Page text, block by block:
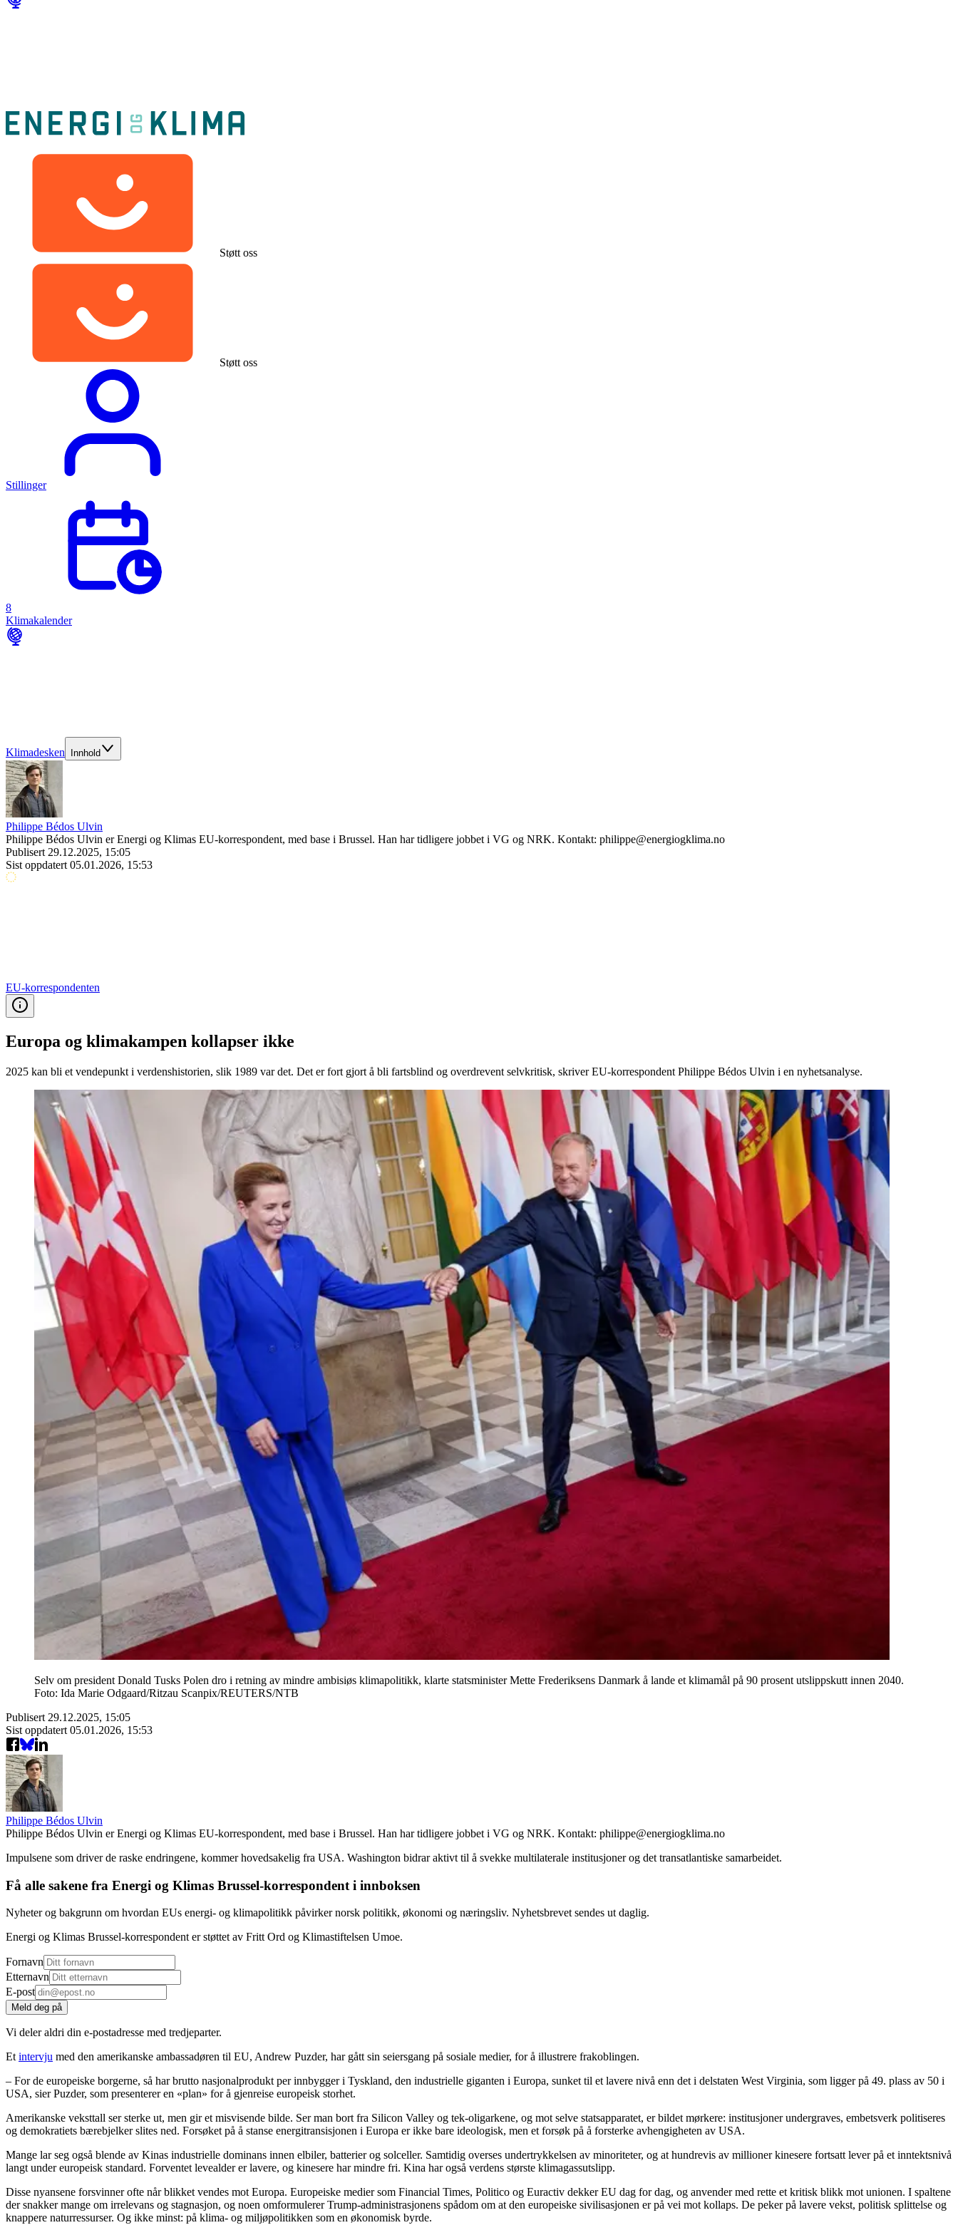
Støtt oss
Støtt oss
Stillinger
8
Klimakalender
Klimadesken Innhold
Philippe Bédos Ulvin
Philippe Bédos Ulvin er Energi og Klimas EU-korrespondent, med base i Brussel. Han har tidligere jobbet i VG og NRK. Kontakt: philippe@energiogklima.no
Publisert 29.12.2025, 15:05
Sist oppdatert 05.01.2026, 15:53
EU-korrespondenten
Europa og klimakampen kollapser ikke
2025 kan bli et vendepunkt i verdenshistorien, slik 1989 var det. Det er fort gjort å bli fartsblind og overdrevent selvkritisk, skriver EU-korrespondent Philippe Bédos Ulvin i en nyhetsanalyse.
Selv om president Donald Tusks Polen dro i retning av mindre ambisiøs klimapolitikk, klarte statsminister Mette Frederiksens Danmark å lande et klimamål på 90 prosent utslippskutt innen 2040.
Foto: Ida Marie Odgaard/Ritzau Scanpix/REUTERS/NTB
Publisert 29.12.2025, 15:05
Sist oppdatert 05.01.2026, 15:53
Philippe Bédos Ulvin
Philippe Bédos Ulvin er Energi og Klimas EU-korrespondent, med base i Brussel. Han har tidligere jobbet i VG og NRK. Kontakt: philippe@energiogklima.no
Impulsene som driver de raske endringene, kommer hovedsakelig fra USA. Washington bidrar aktivt til å svekke multilaterale institusjoner og det transatlantiske samarbeidet.
Få alle sakene fra Energi og Klimas Brussel-korrespondent i innboksen
Nyheter og bakgrunn om hvordan EUs energi- og klimapolitikk påvirker norsk politikk, økonomi og næringsliv. Nyhetsbrevet sendes ut daglig.
Energi og Klimas Brussel-korrespondent er støttet av Fritt Ord og Klimastiftelsen Umoe.
Fornavn
Etternavn
E-post
Meld deg på
Vi deler aldri din e-postadresse med tredjeparter.
Et intervju med den amerikanske ambassadøren til EU, Andrew Puzder, har gått sin seiersgang på sosiale medier, for å illustrere frakoblingen.
– For de europeiske borgerne, så har brutto nasjonalprodukt per innbygger i Tyskland, den industrielle giganten i Europa, sunket til et lavere nivå enn det i delstaten West Virginia, som ligger på 49. plass av 50 i
USA, sier Puzder, som presenterer en «plan» for å gjenreise europeisk storhet.
Amerikanske veksttall ser sterke ut, men gir et misvisende bilde. Ser man bort fra Silicon Valley og tek-oligarkene, og mot selve statsapparatet, er bildet mørkere: institusjoner undergraves, embetsverk politiseres
og demokratiets bærebjelker slites ned. Forsøket på å stanse energitransisjonen i Europa er ikke bare ideologisk, men et forsøk på å forsterke avhengigheten av USA.
Mange lar seg også blende av Kinas industrielle dominans innen elbiler, batterier og solceller. Samtidig overses undertrykkelsen av minoriteter, og at hundrevis av millioner kinesere fortsatt lever på et inntektsnivå
langt under europeisk standard. Forventet levealder er lavere, og kinesere har mindre fri. Kina har også verdens største klimagassutslipp.
Disse nyansene forsvinner ofte når blikket vendes mot Europa. Europeiske medier som Financial Times, Politico og Euractiv dekker EU dag for dag, og anvender med rette et kritisk blikk mot unionen. I spaltene
der snakker mange om irrelevans og stagnasjon, og noen omformulerer Trump-administrasjonens spådom om at den europeiske sivilisasjonen er på vei mot kollaps. De peker på lavere vekst, politisk splittelse og
knappere naturressurser. Og ikke minst: på klima- og miljøpolitikken som en økonomisk byrde.